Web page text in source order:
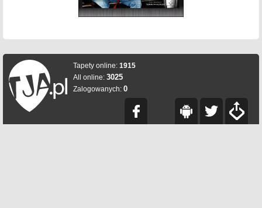
Tapety online: 1915
All online: 3025
Zalogowanych: 0